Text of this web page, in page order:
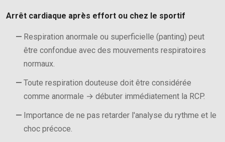
Arrêt cardiaque après effort ou chez le sportif
Respiration anormale ou superficielle (panting) peut
être confondue avec des mouvements respiratoires
normaux.
Toute respiration douteuse doit être considérée
comme anormale → débuter immédiatement la RCP.
Importance de ne pas retarder l'analyse du rythme et le
choc précoce.